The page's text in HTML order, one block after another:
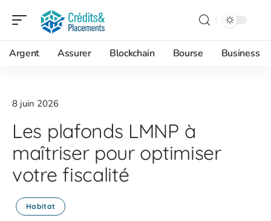
Argent Assurer Blockchain Bourse Business
8 juin 2026
Les plafonds LMNP à
maîtriser pour optimiser
votre fiscalité
Habitat